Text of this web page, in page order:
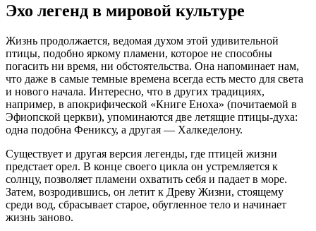
Эхо легенд в мировой культуре
Жизнь продолжается, ведомая духом этой удивительной
птицы, подобно яркому пламени, которое не способны
погасить ни время, ни обстоятельства. Она напоминает нам,
что даже в самые темные времена всегда есть место для света
и нового начала. Интересно, что в других традициях,
например, в апокрифической «Книге Еноха» (почитаемой в
Эфиопской церкви), упоминаются две летящие птицы-духа:
одна подобна Фениксу, а другая — Халкеделону.
Существует и другая версия легенды, где птицей жизни
предстает орел. В конце своего цикла он устремляется к
солнцу, позволяет пламени охватить себя и падает в море.
Затем, возродившись, он летит к Древу Жизни, стоящему
среди вод, сбрасывает старое, обугленное тело и начинает
жизнь заново.